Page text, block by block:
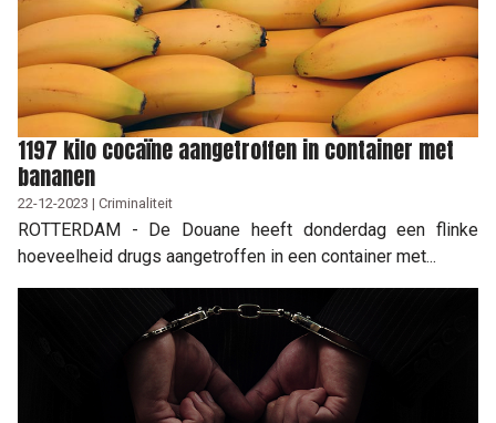
1197 kilo cocaïne aangetroffen in container met
bananen
22-12-2023 | Criminaliteit
ROTTERDAM - De Douane heeft donderdag een flinke
hoeveelheid drugs aangetroffen in een container met...